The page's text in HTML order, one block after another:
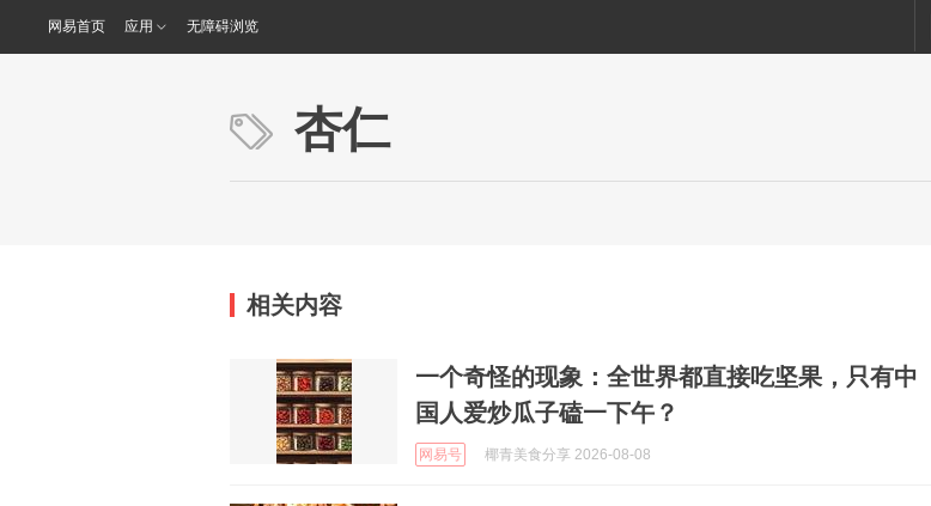
网易首页 应用 无障碍浏览
杏仁
相关内容
一个奇怪的现象：全世界都直接吃坚果，只有中
国人爱炒瓜子磕一下午？
网易号 椰青美食分享 2026-08-08